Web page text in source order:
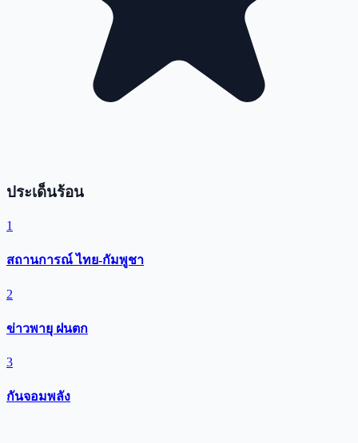
ประเด็นร้อน
1
สถานการณ์ ไทย-กัมพูชา
2
ข่าวพายุ ฝนตก
3
กันจอมพลัง